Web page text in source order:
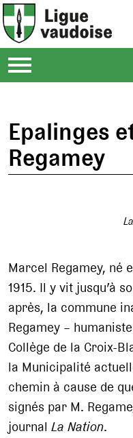
Epalinges
Regamey
Marcel Regamey, né
1915. Il y vit jusqu’à
après, la commune
Regamey –
Collège de la Croix-
la Municipalité
chemin à cause de
signés par M.
journalLa Nation.